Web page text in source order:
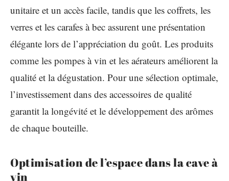
unitaire et un accès facile, tandis que les coffrets, les
verres et les carafes à bec assurent une présentation
élégante lors de l’appréciation du goût. Les produits
comme les pompes à vin et les aérateurs améliorent la
qualité et la dégustation. Pour une sélection optimale,
l’investissement dans des accessoires de qualité
garantit la longévité et le développement des arômes
de chaque bouteille.
Optimisation de l’espace dans la cave à
vin